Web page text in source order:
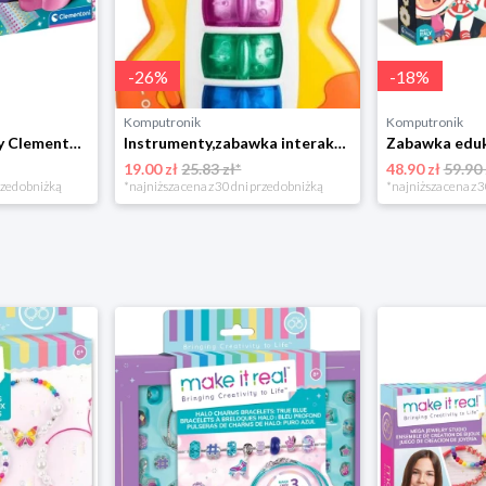
Zestaw artystyczny Clementoni Crazy chic Odjazdowe paznokcie 78771
obniżką
-26%
Komputronik
Instrumenty,zabawka interaktywna Chicco Baby Sense & Focus Żyrafa Gitara
19.00 zł25.83 zł*
*najniższa cena z 30 dni przed obniżką
-18%
Komputronik
48.90 zł59.90
*najniższa cena z